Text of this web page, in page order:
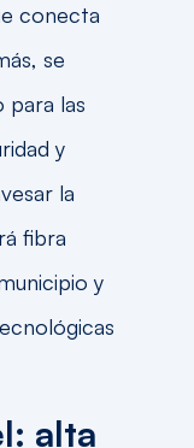
conecta
se
para las
y
la
fibra
y
alta